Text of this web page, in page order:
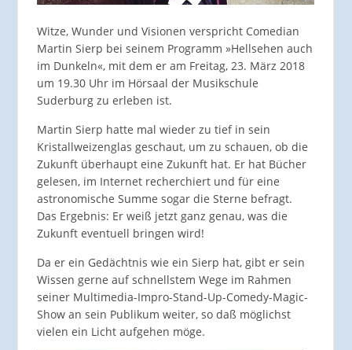
Witze, Wunder und Visionen verspricht Comedian
Martin Sierp bei seinem Programm »Hellsehen auch
im Dunkeln«, mit dem er am Freitag, 23. März 2018
um 19.30 Uhr im Hörsaal der Musikschule
Suderburg zu erleben ist.
Martin Sierp hatte mal wieder zu tief in sein
Kristallweizenglas geschaut, um zu schauen, ob die
Zukunft überhaupt eine Zukunft hat. Er hat Bücher
gelesen, im Internet recherchiert und für eine
astronomische Summe sogar die Sterne befragt.
Das Ergebnis: Er weiß jetzt ganz genau, was die
Zukunft eventuell bringen wird!
Da er ein Gedächtnis wie ein Sierp hat, gibt er sein
Wissen gerne auf schnellstem Wege im Rahmen
seiner Multimedia-Impro-Stand-Up-Comedy-Magic-
Show an sein Publikum weiter, so daß möglichst
vielen ein Licht aufgehen möge.